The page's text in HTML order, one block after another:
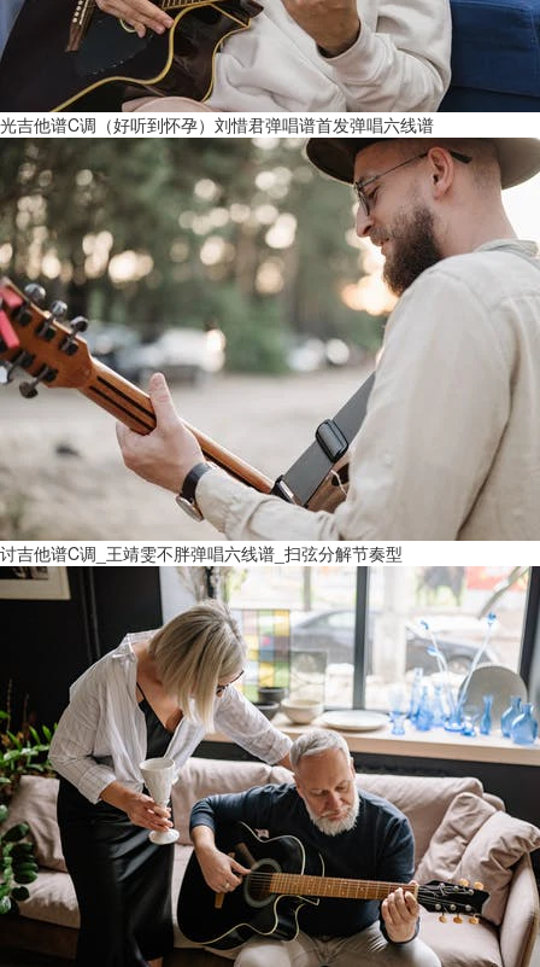
光吉他谱C调（好听到怀孕）刘惜君弹唱谱首发弹唱六线谱
讨吉他谱C调_王靖雯不胖弹唱六线谱_扫弦分解节奏型